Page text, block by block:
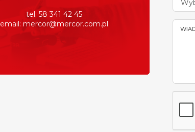
tel. 58 341 42 45
email: mercor@mercor.com.pl